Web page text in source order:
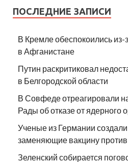
ПОСЛЕДНИЕ ЗАПИСИ
В Кремле обеспокоились из-
в Афганистане
Путин раскритиковал
в Белгородской области
В Совфеде отреагировали
Рады об отказе от ядерного
Ученые из Германии
заменяющие вакцину
Зеленский собирается